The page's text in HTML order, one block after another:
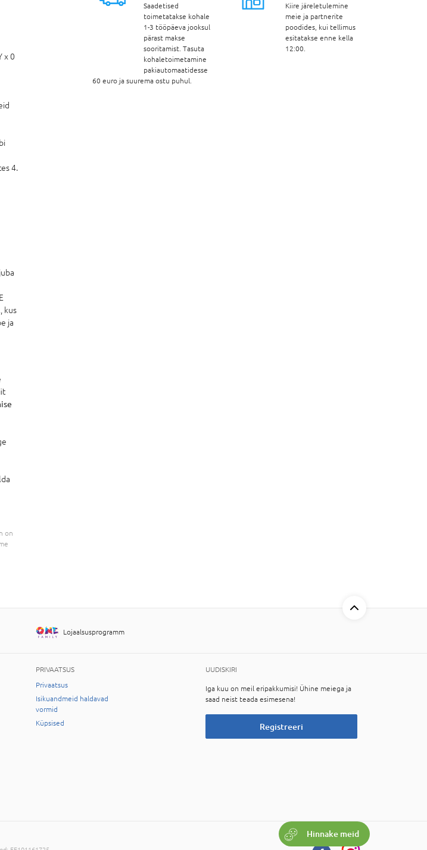
x 0
4.
kus
ja
on
Saadetised
toimetatakse kohale
1-3 tööpäeva jooksul
pärast makse
sooritamist. Tasuta
kohaletoimetamine
pakiautomaatidesse
60 euro ja suurema ostu puhul.
Kiire järeletulemine
meie ja partnerite
poodides, kui tellimus
esitatakse enne kella
12:00.
Hinnake meid
Lojaalsusprogramm
PRIVAATSUS
Privaatsus
Isikuandmeid haldavad
vormid
Küpsised
UUDISKIRI
Iga kuu on meil eripakkumisi! Ühine meiega ja
saad neist teada esimesena!
Registreeri